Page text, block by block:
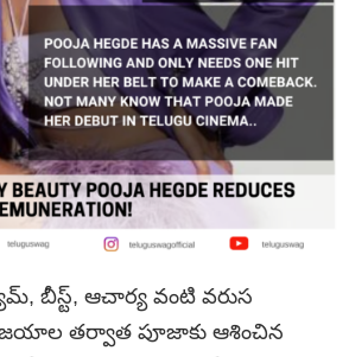
బీస్ట్‌, ఆచార్య వంటి వరుస
తర్వాత పూజాకు ఆశించిన